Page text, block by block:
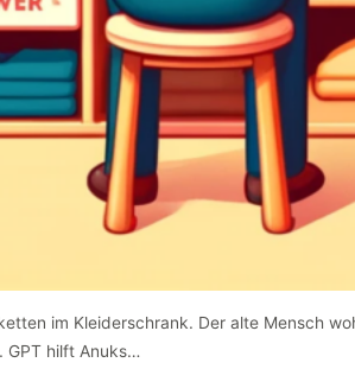
im Kleiderschrank. Der alte Mensch
GPT hilft Anuks…